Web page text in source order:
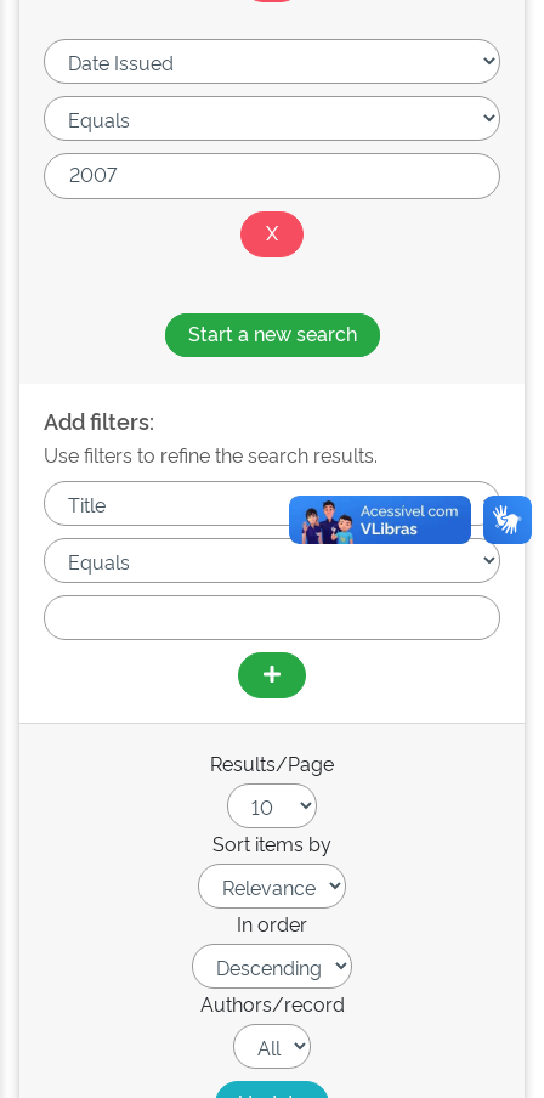
Start a new search
Add filters:
Use filters to refine the search results.
Results/Page
Sort items by
In order
Authors/record